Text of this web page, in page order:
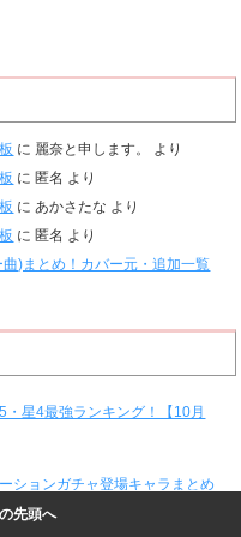
に 麗奈と申します。
より
に匿名 より
に あかさたな より
に匿名 より
曲)まとめ！カバー元・追加一覧
・星4最強ランキング！【10月
ションガチャ登場キャラまとめ
先頭へ